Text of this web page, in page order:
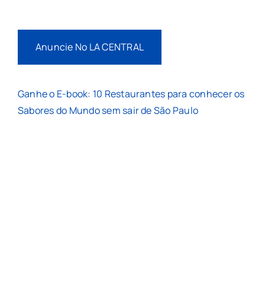
Anuncie No LA CENTRAL
Ganhe o E-book: 10 Restaurantes para conhecer os
Sabores do Mundo sem sair de São Paulo